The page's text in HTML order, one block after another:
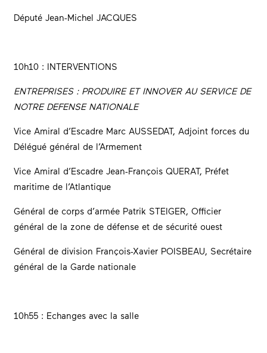
Député Jean-Michel JACQUES
10h10 : INTERVENTIONS
ENTREPRISES : PRODUIRE ET INNOVER AU SERVICE DE
NOTRE DEFENSE NATIONALE
Vice Amiral d’Escadre Marc AUSSEDAT, Adjoint forces du
Délégué général de l’Armement
Vice Amiral d’Escadre Jean-François QUERAT, Préfet
maritime de l’Atlantique
Général de corps d’armée Patrik STEIGER, Officier
général de la zone de défense et de sécurité ouest
Général de division François-Xavier POISBEAU, Secrétaire
général de la Garde nationale
10h55 : Echanges avec la salle